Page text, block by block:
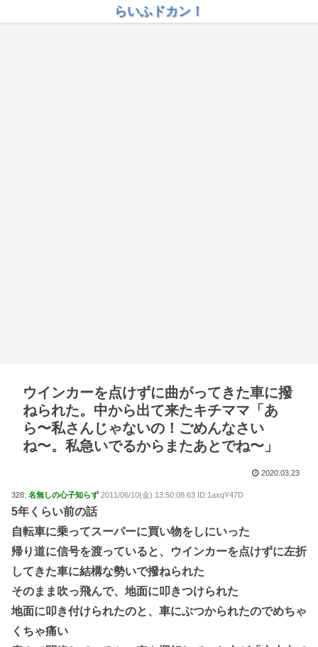
らいふドカン！
ウインカーを点けずに曲がってきた車に撥
ねられた。中から出て来たキチママ「あ
ら〜私さんじゃないの！ごめんなさい
ね〜。私急いでるからまたあとでね〜」
2020.03.23
328: 名無しの心子知らず 2011/06/10(金) 13:50:08.63 ID:1axqY47D
5年くらい前の話
自転車に乗ってスーパーに買い物をしにいった
帰り道に信号を渡っていると、ウインカーを点けずに左折
してきた車に結構な勢いで撥ねられた
そのまま吹っ飛んで、地面に叩きつけられた
地面に叩き付けられたのと、車にぶつかられたのでめちゃ
くちゃ痛い